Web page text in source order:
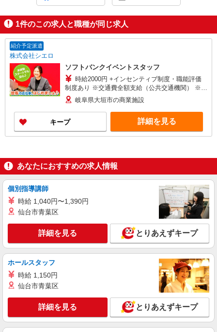
1件のこの求人と職種が同じ求人
紹介予定派遣
株式会社シエロ
ソフトバンクイベントスタッフ
時給2000円 +インセンティブ制度・職能評価
制度あり ※交通費全額支給（公共交通機関） ※残
業代支給 ゜+゜・。○。・゜+゜・。○。・゜+゜
入社祝い金10万円支給(規定有) お友達を紹介頂く
と, インセンティブ支給(規定有) ★月2回払い・週
払い可能（規程有）★ ゜・。○。・゜+゜・。
○。・゜+゜
岐阜県大垣市の商業施設
キープ 詳細を見る
あなたにおすすめの求人情報
個別指導講師
時給 1,040円〜1,390円
仙台市青葉区
詳細を見る とりあえずキープ
ホールスタッフ
時給 1,150円
仙台市青葉区
詳細を見る とりあえずキープ